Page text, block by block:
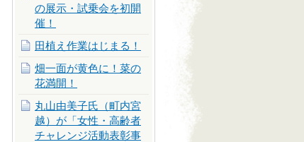
の展示・試乗会を初開
催！
田植え作業はじまる！
畑一面が黄色に！菜の
花満開！
丸山由美子氏（町内宮
越）が「女性・高齢者
チャレンジ活動表彰事